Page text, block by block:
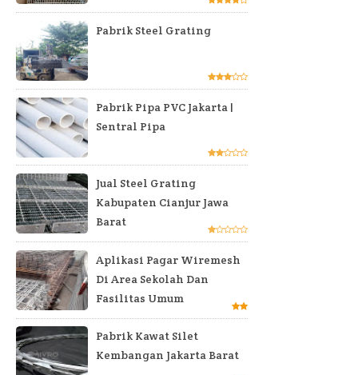
Pabrik Steel Grating
Pabrik Pipa PVC Jakarta |
Sentral Pipa
Jual Steel Grating
Kabupaten Cianjur Jawa
Barat
Aplikasi Pagar Wiremesh
Di Area Sekolah Dan
Fasilitas Umum
Pabrik Kawat Silet
Kembangan Jakarta Barat